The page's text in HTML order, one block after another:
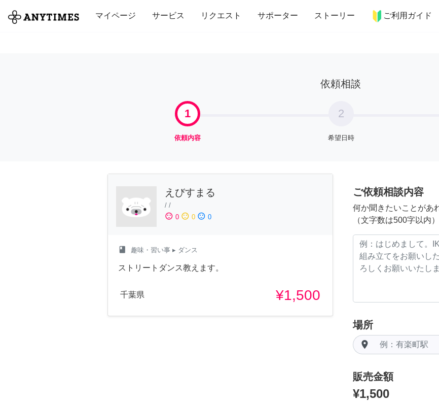
マイページ サービス リクエスト サポーター ストーリー ご利用ガイド
全て 修理・組立 家事 引っ越し インテリア 趣味・習い事 ペット 料理
依頼相談
1
依頼内容
2
希望日時
えびすまる
/ /
sentiment_satisfied 0 sentiment_neutral 0 sentiment_dissatisfied 0
class 趣味・習い事 ▸ ダンス
ストリートダンス教えます。
千葉県 ¥1,500
ご依頼相談内容
何か聞きたいことがあ
（文字数は500字以内）
場所
room
販売金額
¥1,500